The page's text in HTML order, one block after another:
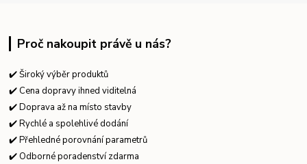
Proč nakoupit právě u nás?
✔️ Široký výběr produktů
✔️ Cena dopravy ihned viditelná
✔️ Doprava až na místo stavby
✔️ Rychlé a spolehlivé dodání
✔️ Přehledné porovnání parametrů
✔️ Odborné poradenství zdarma